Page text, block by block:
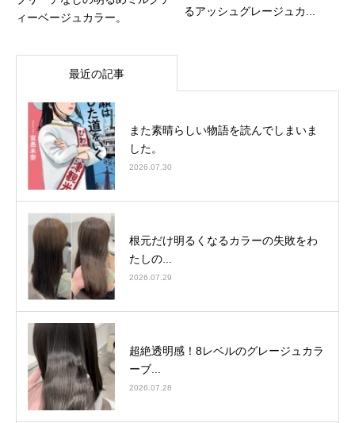
ィーベージュカラー。
るアッシュグレージュカ...
最近の記事
また素晴らしい物語を読んでしまいま
した。
2026.07.30
根元だけ明るくなるカラーの失敗をわ
たしの...
2026.07.29
超絶透明感！8レベルのグレージュカラ
ーブ...
2026.07.28